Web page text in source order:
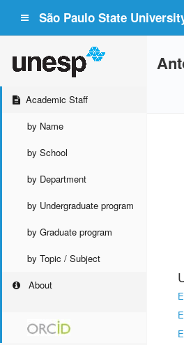
São Paulo State
Academic Staff
by Name
by School
by Department
by Undergraduate program
by Graduate program
by Topic / Subject
About